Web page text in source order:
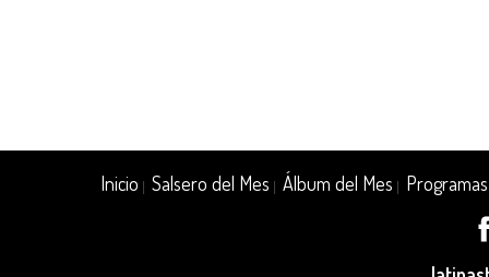
Inicio |Salsero del Mes |Álbum del Mes Programas